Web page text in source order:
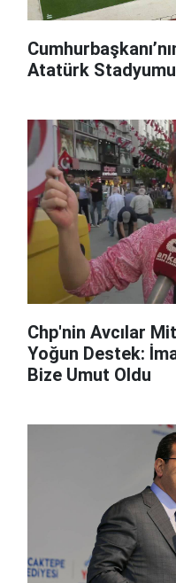
Atatürk
Chp'nin Avcılar
Yoğun Destek:
Bize Umut Oldu